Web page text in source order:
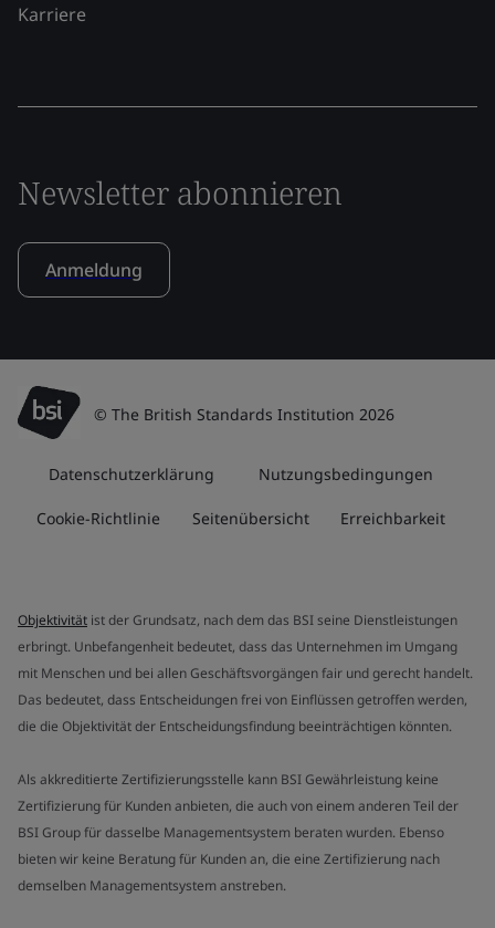
Karriere
Newsletter abonnieren
Anmeldung
© The British Standards Institution 2026
Datenschutzerklärung Nutzungsbedingungen
Cookie-Richtlinie Seitenübersicht Erreichbarkeit
Objektivität ist der Grundsatz, nach dem das BSI seine Dienstleistungen
erbringt. Unbefangenheit bedeutet, dass das Unternehmen im Umgang
mit Menschen und bei allen Geschäftsvorgängen fair und gerecht handelt.
Das bedeutet, dass Entscheidungen frei von Einflüssen getroffen werden,
die die Objektivität der Entscheidungsfindung beeinträchtigen könnten.
Als akkreditierte Zertifizierungsstelle kann BSI Gewährleistung keine
Zertifizierung für Kunden anbieten, die auch von einem anderen Teil der
BSI Group für dasselbe Managementsystem beraten wurden. Ebenso
bieten wir keine Beratung für Kunden an, die eine Zertifizierung nach
demselben Managementsystem anstreben.